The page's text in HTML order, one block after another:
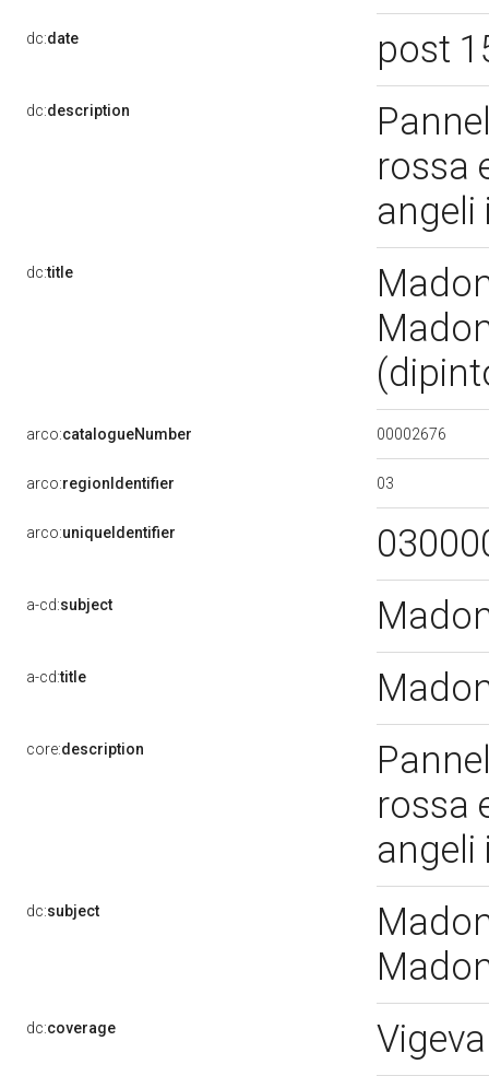
dc:date post
dc:description
rossa
angeli
dc:title
arco:catalogueNumber 00002676
arco:regionIdentifier 03
arco:uniqueIdentifier
a-cd:subject
a-cd:title
core:description
rossa
angeli
dc:subject
dc:coverage